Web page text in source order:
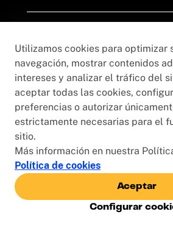
Utilizamos cookies para optimizar
navegación, mostrar contenidos
intereses y analizar el tráfico del
aceptar todas las cookies,
preferencias o autorizar
estrictamente necesarias para el
sitio.
Más información en nuestra
Política de cookies
Configurar
Aceptar